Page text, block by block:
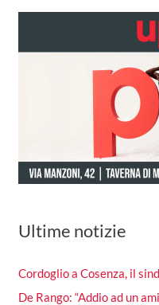
Ultime notizie
Cordoglio a Cosenza, il
De Rango: “Addio ad un